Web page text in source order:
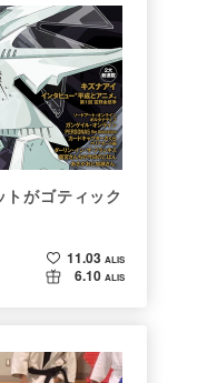
がゴティック
11.03 ALIS
6.10 ALIS